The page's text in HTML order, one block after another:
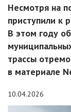
Несмотря на
приступили к
В этом году
трассы
в материале
10.04.2026